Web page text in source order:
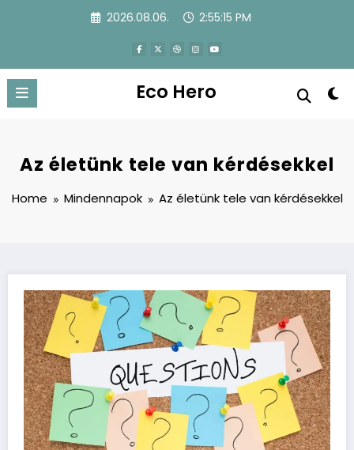
2026.08.06. 2:55:16 PM
Eco Hero
Az életünk tele van kérdésekkel
Home Mindennapok Az életünk tele van kérdésekkel